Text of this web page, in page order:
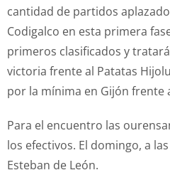
cantidad de partidos
Codigalco en esta primera
primeros clasificados y
victoria frente al Patatas
por la mínima en Gijón frente
Para el encuentro las
los efectivos. El domingo, a
Esteban de León.